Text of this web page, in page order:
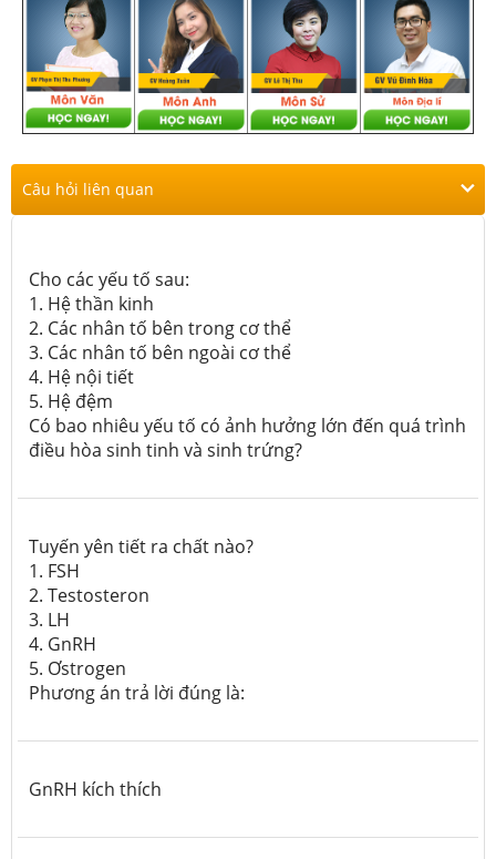
Câu hỏi liên quan
Cho các yếu tố sau:
1. Hệ thần kinh
2. Các nhân tố bên trong cơ thể
3. Các nhân tố bên ngoài cơ thể
4. Hệ nội tiết
5. Hệ đệm
Có bao nhiêu yếu tố có ảnh hưởng lớn đến quá trình
điều hòa sinh tinh và sinh trứng?
Tuyến yên tiết ra chất nào?
1. FSH
2. Testosteron
3. LH
4. GnRH
5. Ơstrogen
Phương án trả lời đúng là:
GnRH kích thích